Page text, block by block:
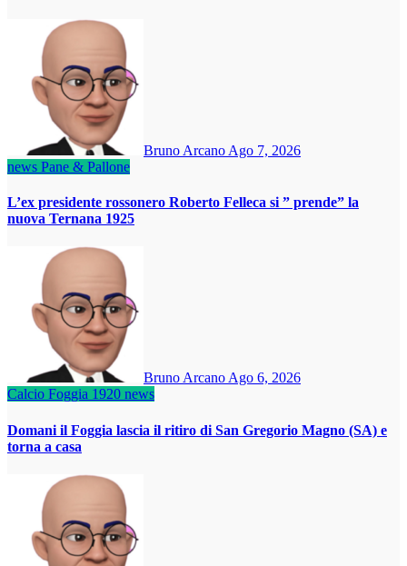
Bruno Arcano Ago 7, 2026
news Pane & Pallone
L’ex presidente rossonero Roberto Felleca si ” prende” la
nuova Ternana 1925
Bruno Arcano Ago 6, 2026
Calcio Foggia 1920 news
Domani il Foggia lascia il ritiro di San Gregorio Magno (SA) e
torna a casa